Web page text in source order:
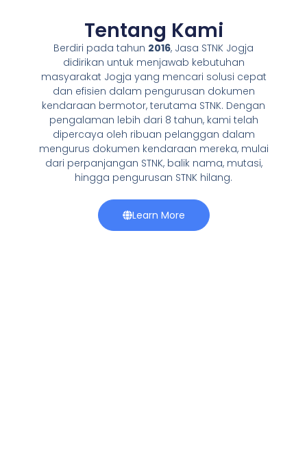
Tentang Kami
Berdiri pada tahun 2016, Jasa STNK Jogja
didirikan untuk menjawab kebutuhan
masyarakat Jogja yang mencari solusi cepat
dan efisien dalam pengurusan dokumen
kendaraan bermotor, terutama STNK. Dengan
pengalaman lebih dari 8 tahun, kami telah
dipercaya oleh ribuan pelanggan dalam
mengurus dokumen kendaraan mereka, mulai
dari perpanjangan STNK, balik nama, mutasi,
hingga pengurusan STNK hilang.
Learn More